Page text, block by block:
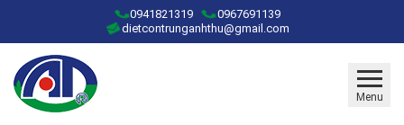
0941821319
0967691139
dietcontrunganhthu@gmail.com
Menu